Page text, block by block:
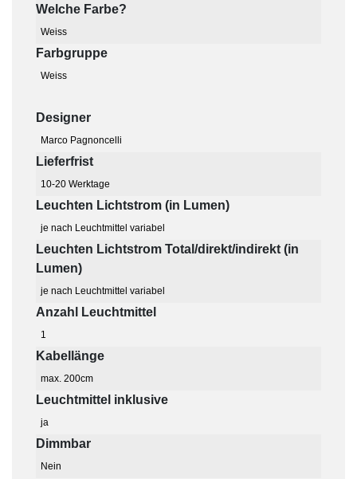
Welche Farbe?
Weiss
Farbgruppe
Weiss
Designer
Marco Pagnoncelli
Lieferfrist
10-20 Werktage
Leuchten Lichtstrom (in Lumen)
je nach Leuchtmittel variabel
Leuchten Lichtstrom Total/direkt/indirekt (in
Lumen)
je nach Leuchtmittel variabel
Anzahl Leuchtmittel
1
Kabellänge
max. 200cm
Leuchtmittel inklusive
ja
Dimmbar
Nein